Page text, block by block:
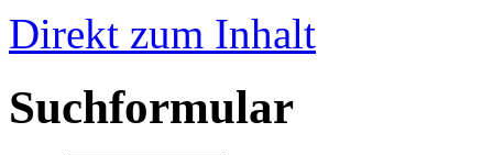
Direkt zum Inhalt
Suchformular